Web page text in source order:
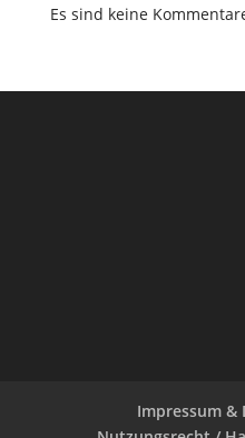
Es sind keine
Impressum &